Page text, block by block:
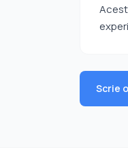
Scrie